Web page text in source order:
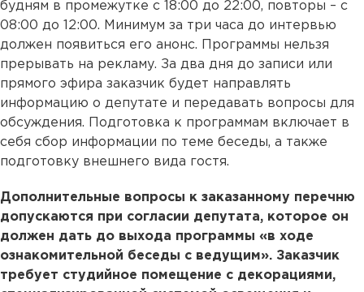
будням в промежутке с 18:00 до 22:00, повторы – с
08:00 до 12:00. Минимум за три часа до интервью
должен появиться его анонс. Программы нельзя
прерывать на рекламу. За два дня до записи или
прямого эфира заказчик будет направлять
информацию о депутате и передавать вопросы для
обсуждения. Подготовка к программам включает в
себя сбор информации по теме беседы, а также
подготовку внешнего вида гостя.
Дополнительные вопросы к заказанному перечню
допускаются при согласии депутата, которое он
должен дать до выхода программы «в ходе
ознакомительной беседы с ведущим». Заказчик
требует студийное помещение с декорациями,